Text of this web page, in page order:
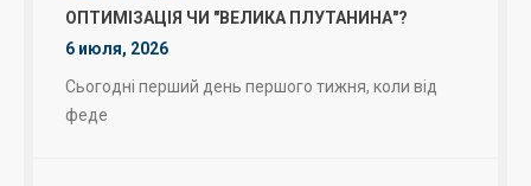
ОПТИМІЗАЦІЯ ЧИ "ВЕЛИКА ПЛУТАНИНА"?
6 июля, 2026
Сьогодні перший день першого тижня, коли від
феде